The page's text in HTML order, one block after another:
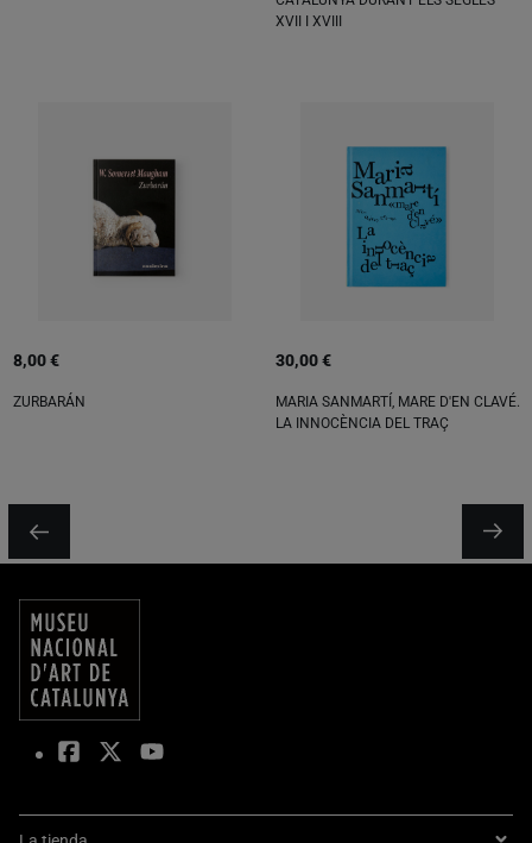
XVII I XVIII
8,00 €
ZURBARÁN
30,00 €
MARIA SANMARTÍ, MARE D'EN CLAVÉ.
LA INNOCÈNCIA DEL TRAÇ